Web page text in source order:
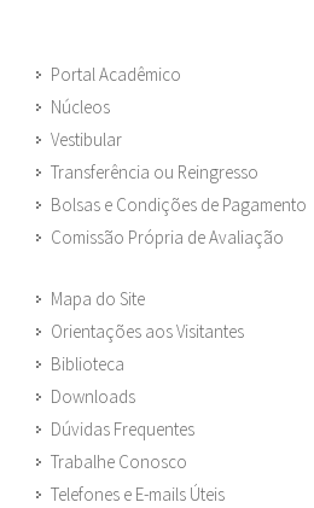
Portal Acadêmico
Núcleos
Vestibular
Transferência ou Reingresso
Bolsas e Condições de Pagamento
Comissão Própria de Avaliação
Mapa do Site
Orientações aos Visitantes
Biblioteca
Downloads
Dúvidas Frequentes
Trabalhe Conosco
Telefones e E-mails Úteis